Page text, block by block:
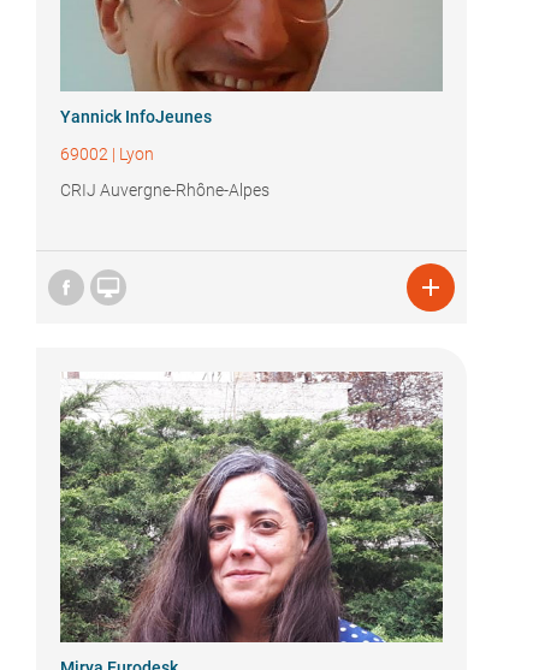
Yannick InfoJeunes
69002 | Lyon
CRIJ Auvergne-Rhône-Alpes
 